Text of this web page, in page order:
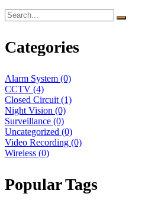
Categories
Alarm System (0)
CCTV (4)
Closed Circuit (1)
Night Vision (0)
Surveillance (0)
Uncategorized (0)
Video Recording (0)
Wireless (0)
Popular Tags